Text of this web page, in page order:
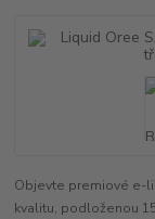
Objevte premiové e-
kvalitu, podloženou